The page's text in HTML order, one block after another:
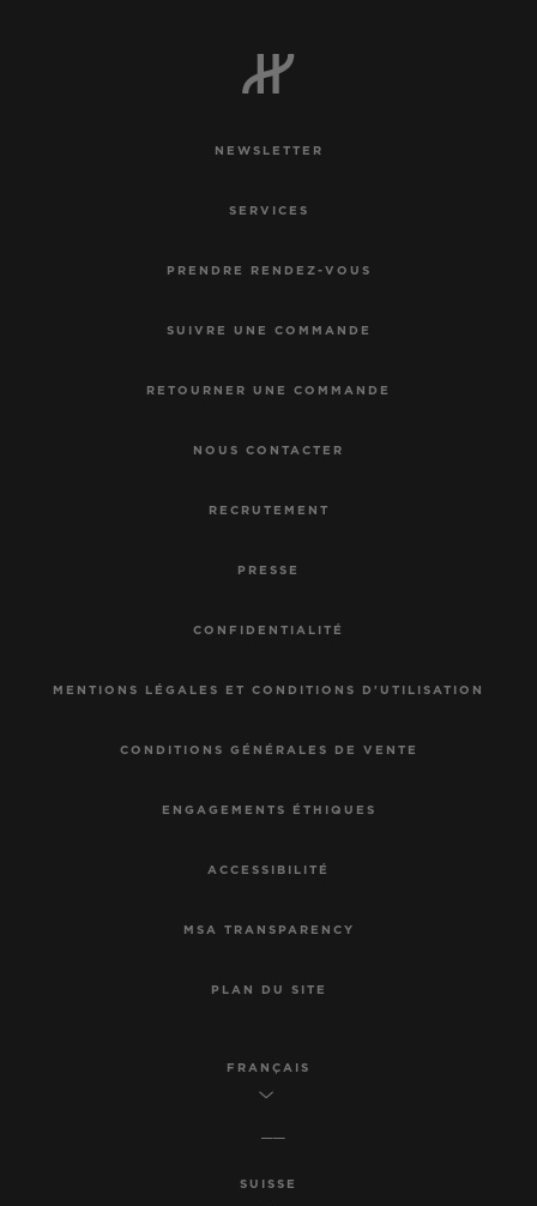
NEWSLETTER
SERVICES
PRENDRE RENDEZ-VOUS
SUIVRE UNE COMMANDE
RETOURNER UNE COMMANDE
NOUS CONTACTER
RECRUTEMENT
PRESSE
CONFIDENTIALITÉ
MENTIONS LÉGALES ET CONDITIONS D'UTILISATION
CONDITIONS GÉNÉRALES DE VENTE
ENGAGEMENTS ÉTHIQUES
ACCESSIBILITÉ
MSA TRANSPARENCY
PLAN DU SITE
FRANÇAIS
SUISSE